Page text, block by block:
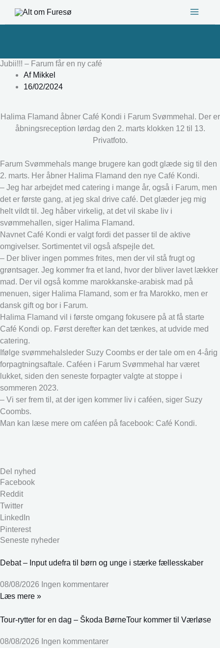
Jubii!!! – Farum får en ny café
AfMikkel
16/02/2024
Halima Flamand åbner Café Kondi i Farum Svømmehal. Der er
åbningsreception lørdag den 2. marts klokken 12 til 13.
Privatfoto.
Farum Svømmehals mange brugere kan godt glæde sig til den
2. marts. Her åbner Halima Flamand den nye Café Kondi.
– Jeg har arbejdet med catering i mange år, også i Farum, men
det er første gang, at jeg skal drive café. Det glæder jeg mig
helt vildt til. Jeg håber virkelig, at det vil skabe liv i
svømmehallen, siger Halima Flamand.
Navnet Café Kondi er valgt fordi det passer til de aktive
omgivelser. Sortimentet vil også afspejle det.
– Der bliver ingen pommes frites, men der vil stå frugt og
grøntsager. Jeg kommer fra et land, hvor der bliver lavet lækker
mad. Der vil også komme marokkanske-arabisk mad på
menuen, siger Halima Flamand, som er fra Marokko, men er
dansk gift og bor i Farum.
Halima Flamand vil i første omgang fokusere på at få starte
Café Kondi op. Først derefter kan det tænkes, at udvide med
catering.
Ifølge svømmehalsleder Suzy Coombs er der tale om en 4-årig
forpagtningsaftale. Caféen i Farum Svømmehal har været
lukket, siden den seneste forpagter valgte at stoppe i
sommeren 2023.
– Vi ser frem til, at der igen kommer liv i caféen, siger Suzy
Coombs.
Man kan læse mere om caféen på facebook: Café Kondi.
Del nyhed
Facebook
Reddit
Twitter
LinkedIn
Pinterest
Seneste nyheder
Debat – Input udefra til børn og unge i stærke fællesskaber
08/08/2026 Ingen kommentarer
Læs mere »
Tour-rytter for en dag – Škoda BørneTour kommer til Værløse
08/08/2026 Ingen kommentarer